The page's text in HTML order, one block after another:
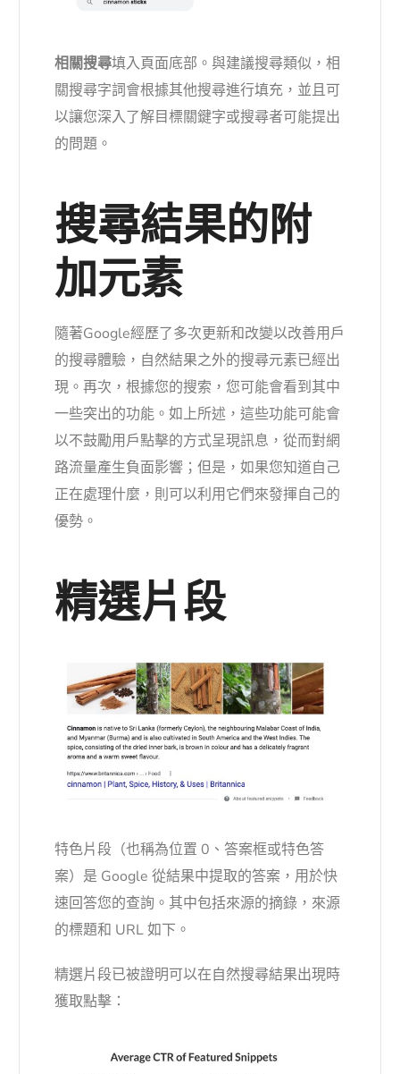
相關搜尋填入頁面底部。與建議搜尋類似，相
關搜尋字詞會根據其他搜尋進行填充，並且可
以讓您深入了解目標關鍵字或搜尋者可能提出
的問題。
搜尋結果的附
加元素
隨著Google經歷了多次更新和改變以改善用戶
的搜尋體驗，自然結果之外的搜尋元素已經出
現。再次，根據您的搜索，您可能會看到其中
一些突出的功能。如上所述，這些功能可能會
以不鼓勵用戶點擊的方式呈現訊息，從而對網
路流量產生負面影響；但是，如果您知道自己
正在處理什麼，則可以利用它們來發揮自己的
優勢。
精選片段
特色片段（也稱為位置 0、答案框或特色答
案）是 Google 從結果中提取的答案，用於快
速回答您的查詢。其中包括來源的摘錄，來源
的標題和 URL 如下。
精選片段已被證明可以在自然搜尋結果出現時
獲取點擊：